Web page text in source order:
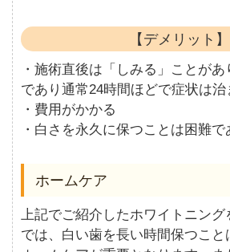
【デメリット】
・施術直後は「しみる」ことが
であり通常24時間ほどで症状は治
・費用がかかる
・白さを永久に保つことは困難
ホームケア
上記でご紹介したホワイトニング
では、白い歯を長い時間保つこ